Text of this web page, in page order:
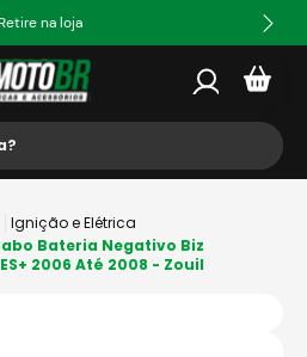
na loja
Ignição e Elétrica
Bateria Negativo Biz
ES+ 2006 Até 2008 - Zouil